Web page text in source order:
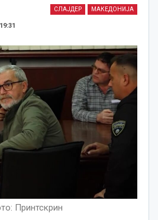
СЛАЈДЕР МАКЕДОНИЈА
Принтскрин